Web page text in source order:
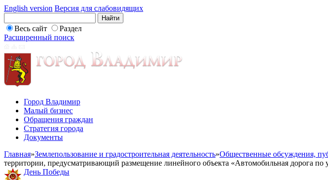
English version Версия для слабовидящих
Весь сайт
Раздел
Расширенный поиск
Город Владимир
Малый бизнес
Обращения граждан
Стратегия города
Документы
Главная»Землепользование и градостроительная деятельность»Общественные обсуждения,
территории, предусматривающий размещение линейного объекта «Автомобильная дорога
День Победы